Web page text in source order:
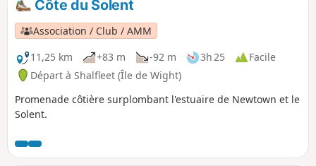
Côte du Solent
Association / Club / AMM
11,25 km
+83 m -92 m 3h 25
Facile
Départ à Shalfleet (Île de Wight)
Promenade côtière surplombant l'estuaire de Newtown et le
Solent.